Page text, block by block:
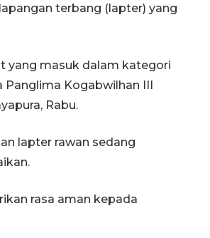
terbang (lapter) yang
yang masuk dalam kategori
Panglima Kogabwilhan III
Rabu.
lapter rawan sedang
rasa aman kepada